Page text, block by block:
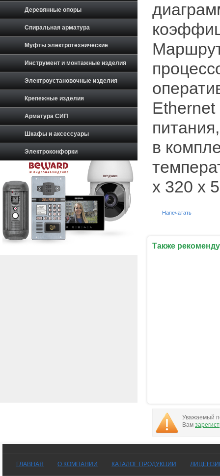
Ethernet
в
х 320 х
Напечатать
Также
Уважаемый
Вам
Деревянные опоры
Спиральная арматура
Муфты электротехнические
Инструмент и монтажные изделия
Электроустановочные изделия
Крепежные изделия
Арматура СИП
Шкафы и аксессуары
Электроконфорки
ГЛАВНАЯ О КОМПАНИИ КАТАЛОГ ПРОДУКЦИИ